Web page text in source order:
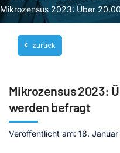
Themen
Blog
Unternehmen
Mediathek
Jetzt abonnieren
Mikrozensus 2023: Über
zurück
Mikrozensus 2023:
werden befragt
Veröffentlicht am: 18.